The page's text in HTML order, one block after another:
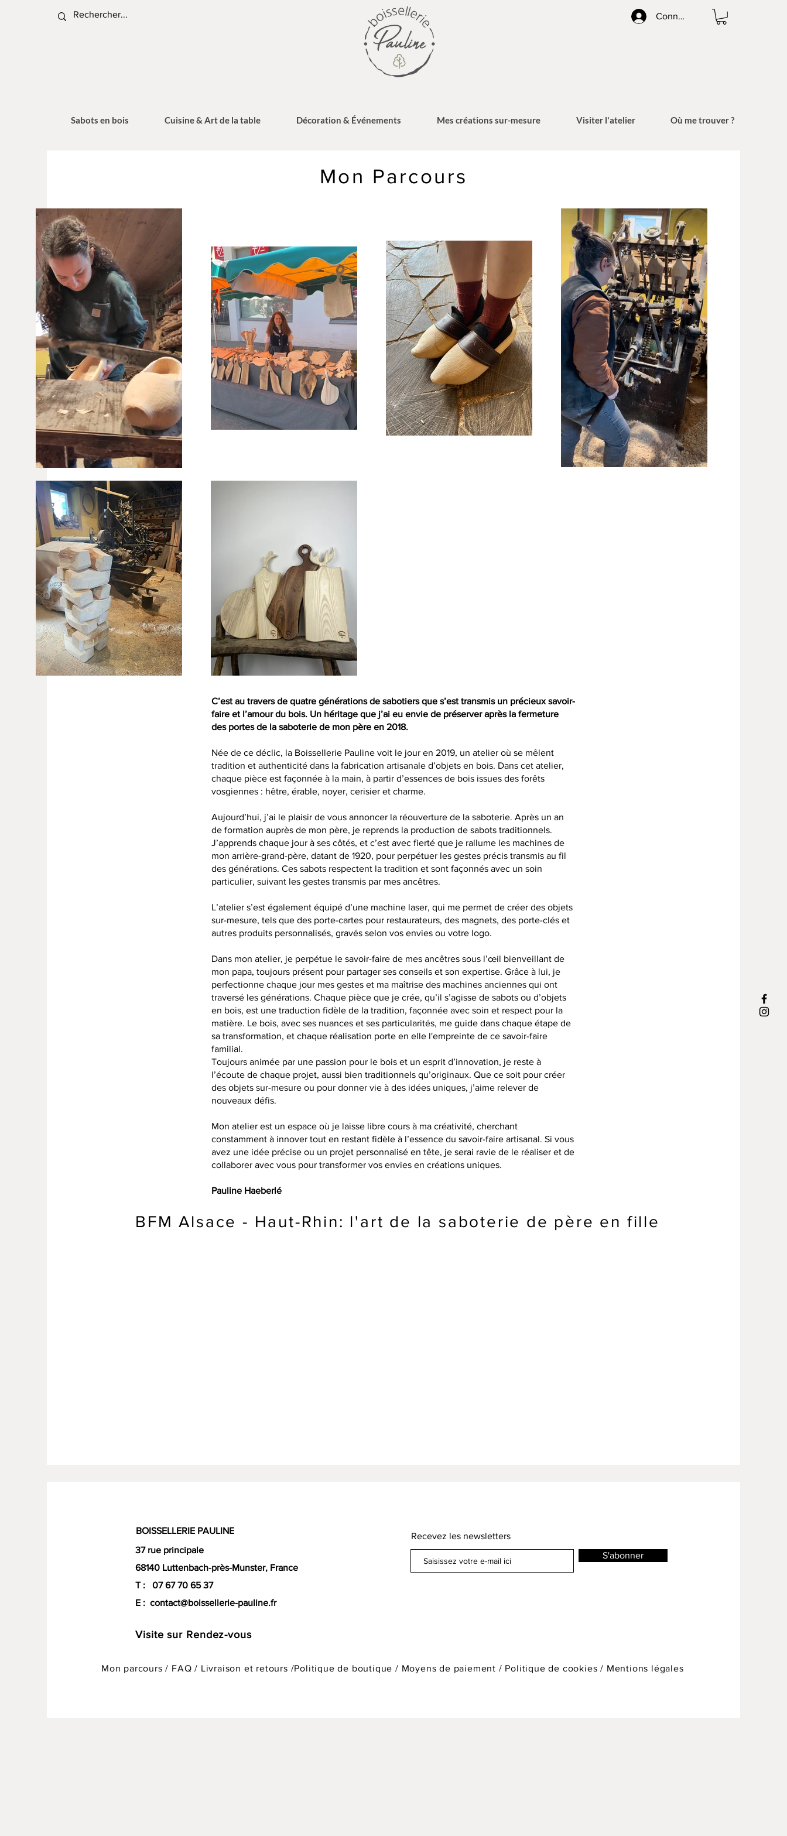
Connexion
Sabots en bois Cuisine & Art de la table Décoration & Événements Mes créations sur-mesure Visiter l'atelier Où me trouver ?
Mon Parcours
C’est au travers de quatre générations de sabotiers que s’est transmis un précieux savoir-
faire et l’amour du bois. Un héritage que j’ai eu envie de préserver après la fermeture
des portes de la saboterie de mon père en 2018.
Née de ce déclic, la Boissellerie Pauline voit le jour en 2019, un atelier où se mêlent
tradition et authenticité dans la fabrication artisanale d’objets en bois. Dans cet atelier,
chaque pièce est façonnée à la main, à partir d’essences de bois issues des forêts
vosgiennes : hêtre, érable, noyer, cerisier et charme.
Aujourd’hui, j’ai le plaisir de vous annoncer la réouverture de la saboterie. Après un an
de formation auprès de mon père, je reprends la production de sabots traditionnels.
J’apprends chaque jour à ses côtés, et c’est avec fierté que je rallume les machines de
mon arrière-grand-père, datant de 1920, pour perpétuer les gestes précis transmis au fil
des générations. Ces sabots respectent la tradition et sont façonnés avec un soin
particulier, suivant les gestes transmis par mes ancêtres.
L’atelier s’est également équipé d’une machine laser, qui me permet de créer des objets
sur-mesure, tels que des porte-cartes pour restaurateurs, des magnets, des porte-clés et
autres produits personnalisés, gravés selon vos envies ou votre logo.
Dans mon atelier, je perpétue le savoir-faire de mes ancêtres sous l’œil bienveillant de
mon papa, toujours présent pour partager ses conseils et son expertise. Grâce à lui, je
perfectionne chaque jour mes gestes et ma maîtrise des machines anciennes qui ont
traversé les générations. Chaque pièce que je crée, qu’il s’agisse de sabots ou d’objets
en bois, est une traduction fidèle de la tradition, façonnée avec soin et respect pour la
matière. Le bois, avec ses nuances et ses particularités, me guide dans chaque étape de
sa transformation, et chaque réalisation porte en elle l'empreinte de ce savoir-faire
familial.
Toujours animée par une passion pour le bois et un esprit d’innovation, je reste à
l’écoute de chaque projet, aussi bien traditionnels qu’originaux. Que ce soit pour créer
des objets sur-mesure ou pour donner vie à des idées uniques, j’aime relever de
nouveaux défis.
Mon atelier est un espace où je laisse libre cours à ma créativité, cherchant
constamment à innover tout en restant fidèle à l’essence du savoir-faire artisanal. Si vous
avez une idée précise ou un projet personnalisé en tête, je serai ravie de le réaliser et de
collaborer avec vous pour transformer vos envies en créations uniques.
Pauline Haeberlé
BFM Alsace - Haut-Rhin: l'art de la saboterie de père en fille
BOISSELLERIE PAULINE
37 rue principale
68140 Luttenbach-près-Munster, France
T : 07 67 70 65 37
E : contact@boissellerie-pauline.fr
Recevez les newsletters
S'abonner
Visite sur Rendez-vous
Mon parcours / FAQ / Livraison et retours /Politique de boutique/ Moyens de paiement / Politique de cookies / Mentions légales